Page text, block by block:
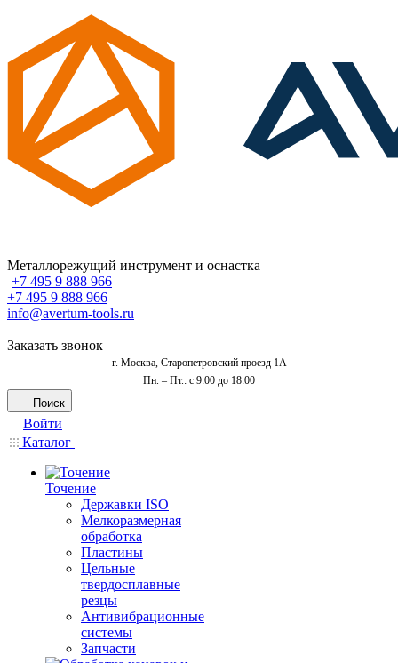
Металлорежущий инструмент и оснастка
+7 495 9 888 966
+7 495 9 888 966
info@avertum-tools.ru
Заказать звонок
г. Москва, Старопетровский проезд 1А
Пн. – Пт.: с 9:00 до 18:00
Поиск
Войти
Каталог
Точение
Державки ISO
Мелкоразмерная
обработка
Пластины
Цельные
твердосплавные
резцы
Антивибрационные
системы
Запчасти